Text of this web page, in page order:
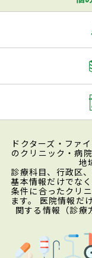
ドクターズ・ファ
のクリニック・病
地
診療科目、行政区
基本情報だけでな
条件に合ったクリ
ます。 医院情報だ
関する情報（診療